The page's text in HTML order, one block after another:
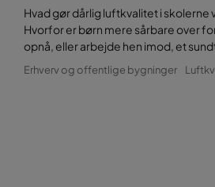
Hvad gør dårlig luftkvalitet i
Hvorfor er børn mere sårbare over
opnå, eller arbejde hen imod, et
Erhverv og offentlige bygninger